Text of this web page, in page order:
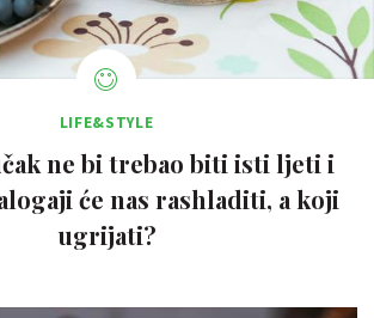
LIFE&STYLE
ne bi trebao biti isti ljeti i
će nas rashladiti, a koji
ugrijati?